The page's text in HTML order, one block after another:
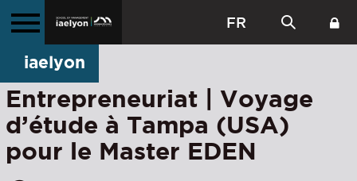
FR
iaelyon
Entrepreneuriat | Voyage
d’étude à Tampa (USA)
pour le Master EDEN